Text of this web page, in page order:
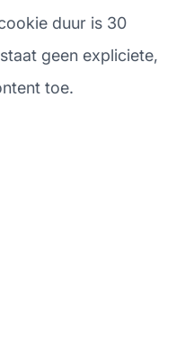
duur is 30
geen expliciete,
toe.